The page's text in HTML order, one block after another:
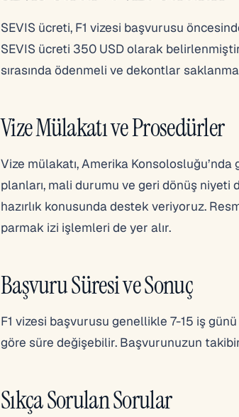
SEVIS ücreti, F1 vizesi başvurusu
SEVIS ücreti 350 USD olarak
sırasında ödenmeli ve dekontlar
Vize Mülakatı ve Prosedürler
Vize mülakatı, Amerika
planları, mali durumu ve geri dönüş niyeti
hazırlık konusunda destek veriyoruz.
parmak izi işlemleri de yer alır.
Başvuru Süresi ve Sonuç
F1 vizesi başvurusu genellikle 7-15 iş
göre süre değişebilir. Başvurunuzun
Sıkça Sorulan Sorular